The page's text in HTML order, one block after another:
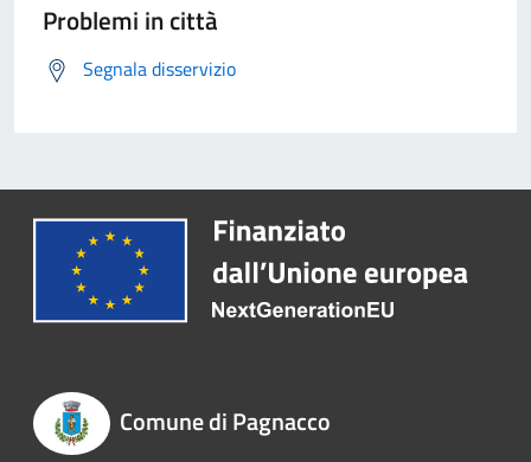
Problemi in città
Segnala disservizio
Comune di Pagnacco